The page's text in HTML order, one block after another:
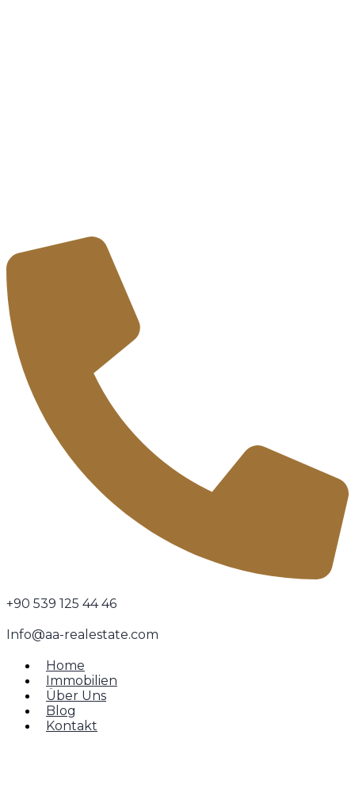
+90 539 125 44 46
Info@aa-realestate.com
Home
Immobilien
Über Uns
Blog
Kontakt